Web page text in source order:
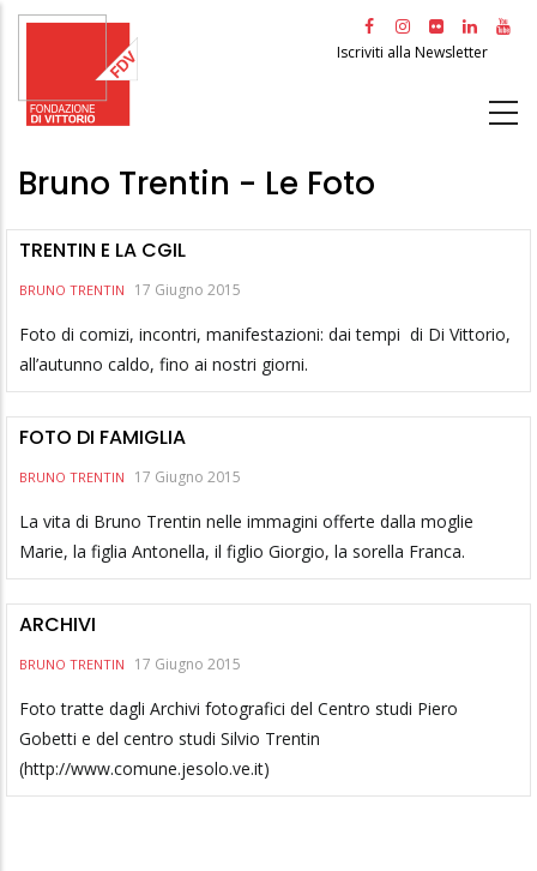
Salta
principale
Iscriviti alla Newsletter
Bruno Trentin - Le Foto
TRENTIN E LA CGIL
BRUNO TRENTIN 17 Giugno 2015
Foto di comizi, incontri, manifestazioni: dai tempi di Di Vittorio,
all’autunno caldo, fino ai nostri giorni.
FOTO DI FAMIGLIA
BRUNO TRENTIN 17 Giugno 2015
La vita di Bruno Trentin nelle immagini offerte dalla moglie
Marie, la figlia Antonella, il figlio Giorgio, la sorella Franca.
ARCHIVI
BRUNO TRENTIN 17 Giugno 2015
Foto tratte dagli Archivi fotografici del Centro studi Piero
Gobetti e del centro studi Silvio Trentin
(http://www.comune.jesolo.ve.it)